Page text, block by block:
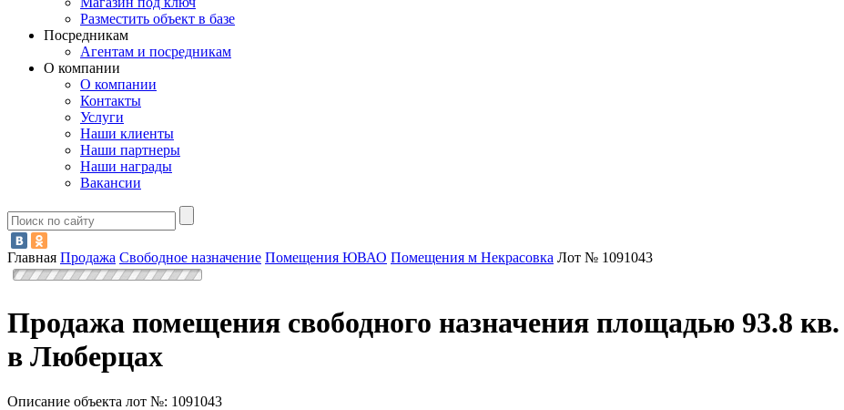
Разместить объект в базе
Посредникам
Агентам и посредникам
О компании
О компании
Контакты
Услуги
Наши клиенты
Наши партнеры
Наши награды
Вакансии
Главная Продажа Свободное назначение Помещения ЮВАО Помещения м Некрасовка Лот № 1091043
Продажа помещения свободного назначения площадью 93.8
в Люберцах
Описание объекта лот №: 1091043